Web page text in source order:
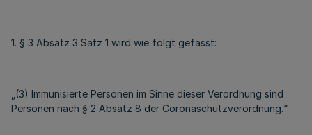
1. § 3 Absatz 3 Satz 1 wird wie folgt gefasst:
„(3) Immunisierte Personen im Sinne dieser Verordnung sind
Personen nach § 2 Absatz 8 der Coronaschutzverordnung.“